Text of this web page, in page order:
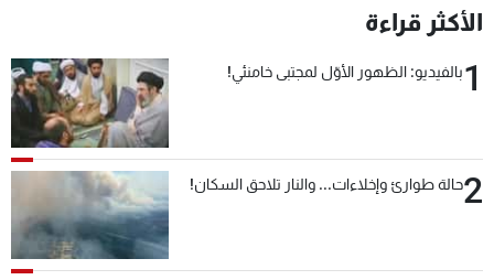
الأكثر قراءة
1بالفيديو: الظهور الأوّل لمجتبى خامنئي!
2حالة طوارئ وإخلاءات... والنار تلاحق السكان!